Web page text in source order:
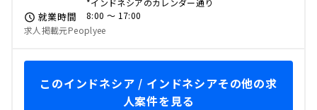
*インドネシアのカレンダー通り
就業時間
8:00 〜 17:00
求人掲載元Peoplyee
このインドネシア / インドネシアその他の求
人案件を見る